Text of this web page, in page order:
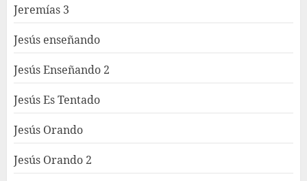
Jeremías 3
Jesús enseñando
Jesús Enseñando 2
Jesús Es Tentado
Jesús Orando
Jesús Orando 2